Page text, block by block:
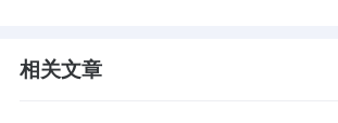
相关文章